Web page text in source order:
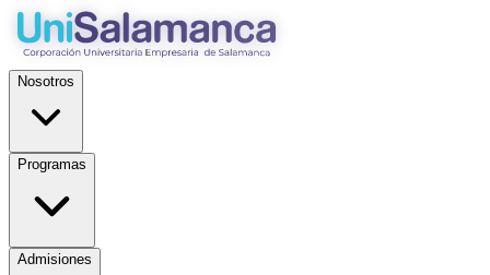
Nosotros
Programas
Admisiones